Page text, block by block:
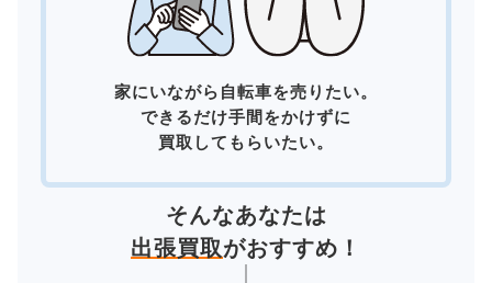
家にいながら自転車を売りたい。
できるだけ手間をかけずに
買取してもらいたい。
そんなあなたは
出張買取がおすすめ！